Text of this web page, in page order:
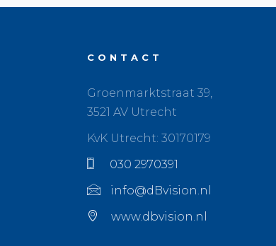
CONTACT
Groenmarktstraat 39,
3521 AV Utrecht
KvK Utrecht: 30170179
030 2970391
info@dBvision.nl
www.dbvision.nl